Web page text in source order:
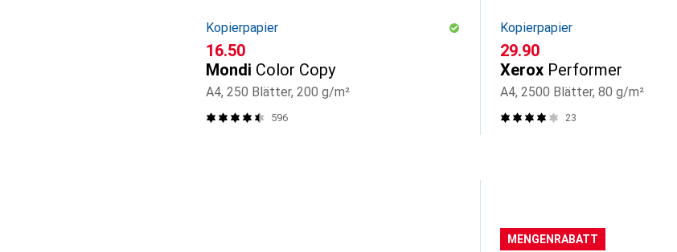
Kopierpapier
CHF
16.50
Mondi Color Copy
A4, 250 Blätter, 200 g/m²
596
Kopierpapier
CHF
29.90
Xerox Performer
A4, 2500 Blätter, 80 g/m²
23
MENGENRABATT